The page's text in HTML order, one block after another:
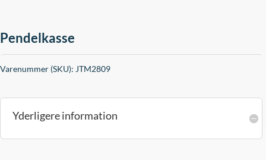
Pendelkasse
Varenummer (SKU): JTM2809
Yderligere information